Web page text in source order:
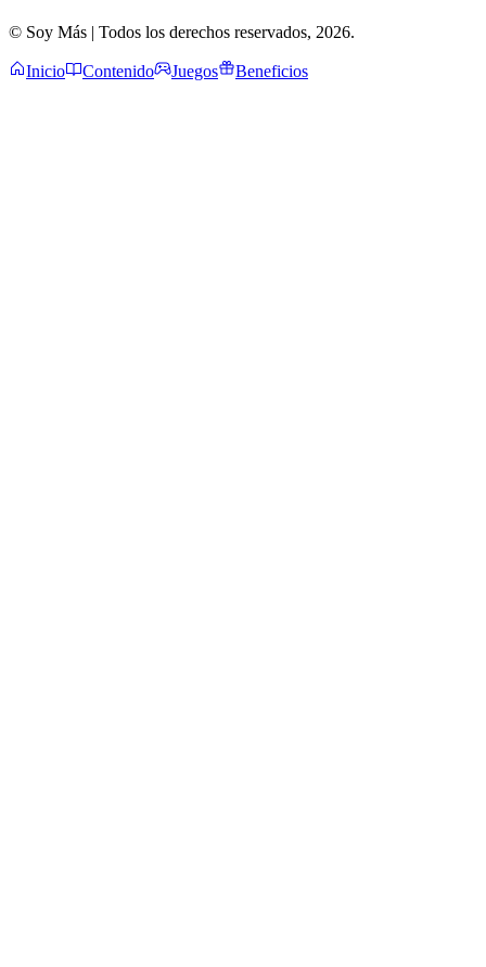
© Soy Más | Todos los derechos reservados, 2026.
Inicio Contenido Juegos Beneficios